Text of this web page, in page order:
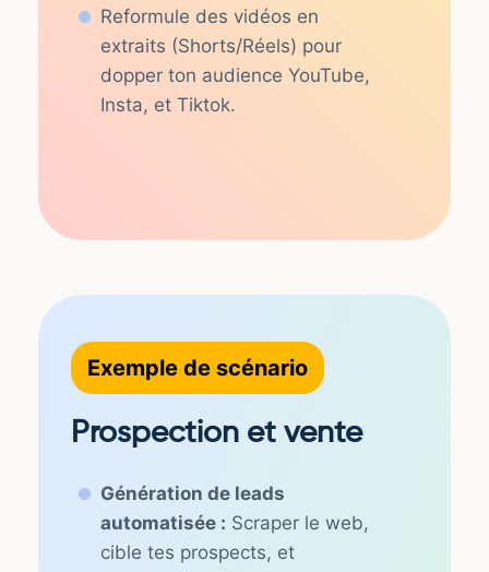
Reformule des vidéos en
extraits (Shorts/Réels) pour
dopper ton audience YouTube,
Insta, et Tiktok.
Exemple de scénario
Prospection et vente
Génération de leads
automatisée : Scraper le web,
cible tes prospects, et